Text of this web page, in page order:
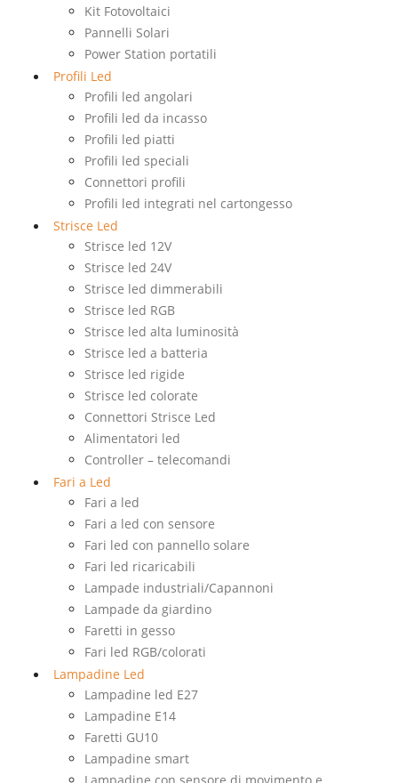
Kit Fotovoltaici
Pannelli Solari
Power Station portatili
Profili Led
Profili led angolari
Profili led da incasso
Profili led piatti
Profili led speciali
Connettori profili
Profili led integrati nel cartongesso
Strisce Led
Strisce led 12V
Strisce led 24V
Strisce led dimmerabili
Strisce led RGB
Strisce led alta luminosità
Strisce led a batteria
Strisce led rigide
Strisce led colorate
Connettori Strisce Led
Alimentatori led
Controller – telecomandi
Fari a Led
Fari a led
Fari a led con sensore
Fari led con pannello solare
Fari led ricaricabili
Lampade industriali/Capannoni
Lampade da giardino
Faretti in gesso
Fari led RGB/colorati
Lampadine Led
Lampadine led E27
Lampadine E14
Faretti GU10
Lampadine smart